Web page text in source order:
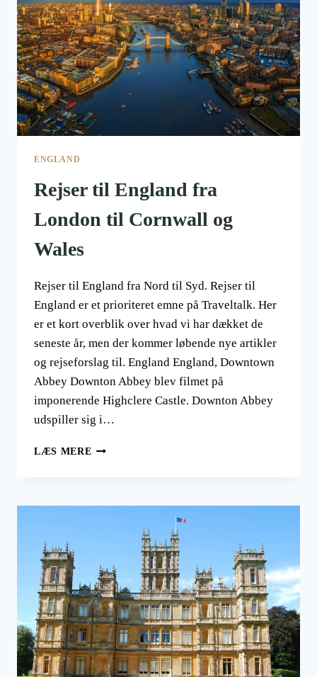
STJERNER
ENGLAND
Rejser til England fra
London til Cornwall og
Wales
Rejser til England fra Nord til Syd. Rejser til
England er et prioriteret emne på Traveltalk. Her
er et kort overblik over hvad vi har dækket de
seneste år, men der kommer løbende nye artikler
og rejseforslag til. England England, Downtown
Abbey Downton Abbey blev filmet på
imponerende Highclere Castle. Downton Abbey
udspiller sig i…
LÆS MERE REJSER
LONDON
CORNWALL
WALES